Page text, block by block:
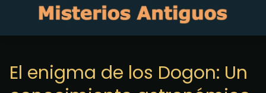
El enigma de los Dogon: Un